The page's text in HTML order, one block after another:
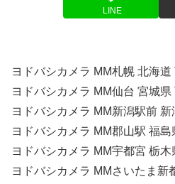
LINE
ヨドバシカメラ MM札幌 北海
ヨドバシカメラ MM仙台 宮城
ヨドバシカメラ MM新潟駅前
ヨドバシカメラ MM郡山駅 福
ヨドバシカメラ MM宇都宮 栃
ヨドバシカメラ MMさいたま新